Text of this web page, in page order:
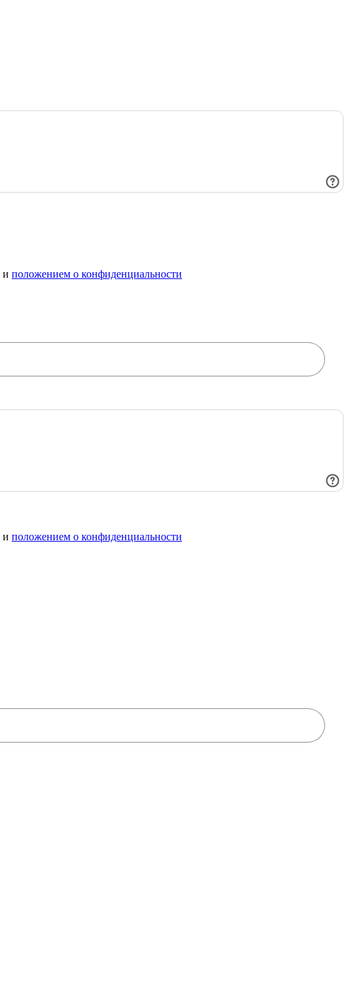
и положением о конфиденциальности
и положением о конфиденциальности